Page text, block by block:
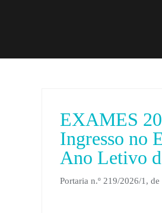
EXAMES
Ingresso no
Ano Letivo
Portaria n.º 219/2026/1,